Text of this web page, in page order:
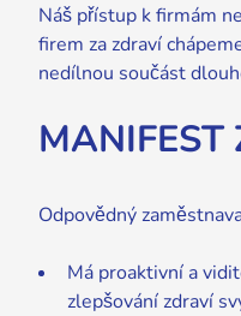
Náš přístup k firmám
firem za zdraví
nedílnou součást
MANIFEST
Odpovědný
Má proaktivní a
zlepšování zdraví